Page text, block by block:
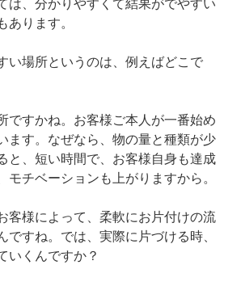
は、分かりやすくて結果がでやすい
あります。
い場所というのは、例えばどこで
ですかね。お客様ご本人が一番始め
ます。なぜなら、物の量と種類が少
と、短い時間で、お客様自身も達成
モチベーションも上がりますから。
客様によって、柔軟にお片付けの流
ですね。では、実際に片づける時、
いくんですか？